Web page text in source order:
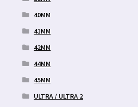
40MM
41MM
42MM
44MM
45MM
ULTRA / ULTRA 2